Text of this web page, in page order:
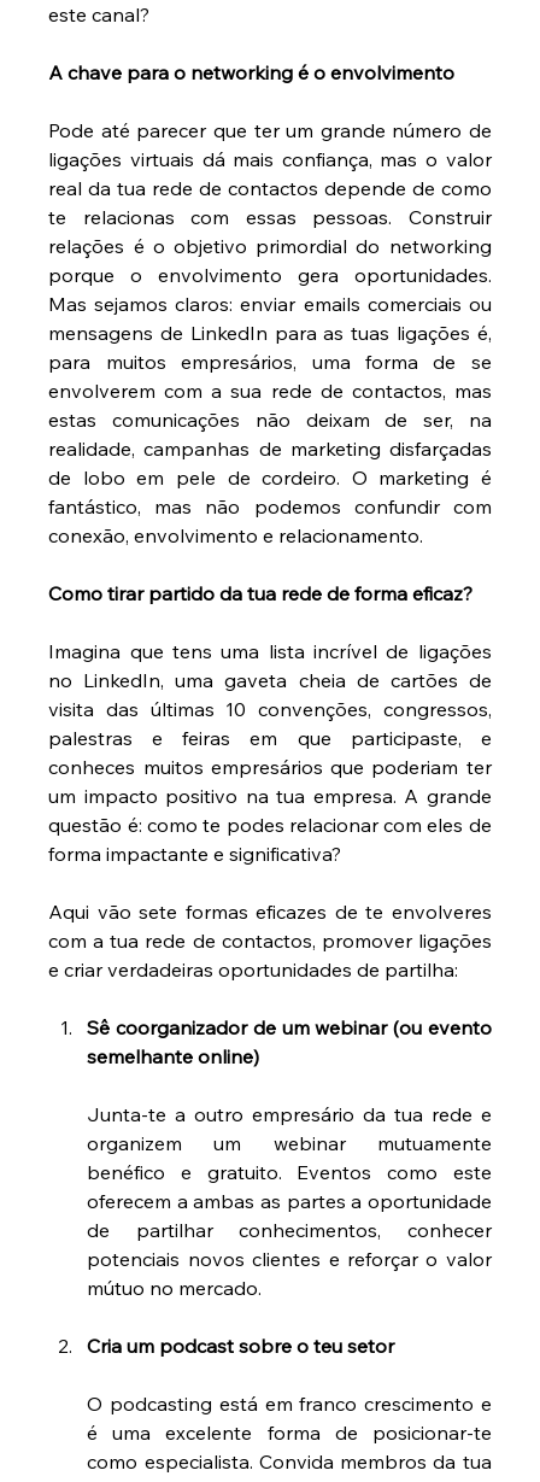
este canal?
A chave para o networking é o envolvimento
Pode até parecer que ter um grande número de
ligações virtuais dá mais confiança, mas o valor
real da tua rede de contactos depende de como
te relacionas com essas pessoas. Construir
relações é o objetivo primordial do networking
porque o envolvimento gera oportunidades.
Mas sejamos claros: enviar emails comerciais ou
mensagens de LinkedIn para as tuas ligações é,
para muitos empresários, uma forma de se
envolverem com a sua rede de contactos, mas
estas comunicações não deixam de ser, na
realidade, campanhas de marketing disfarçadas
de lobo em pele de cordeiro. O marketing é
fantástico, mas não podemos confundir com
conexão, envolvimento e relacionamento.
Como tirar partido da tua rede de forma eficaz?
Imagina que tens uma lista incrível de ligações
no LinkedIn, uma gaveta cheia de cartões de
visita das últimas 10 convenções, congressos,
palestras e feiras em que participaste, e
conheces muitos empresários que poderiam ter
um impacto positivo na tua empresa. A grande
questão é: como te podes relacionar com eles de
forma impactante e significativa?
Aqui vão sete formas eficazes de te envolveres
com a tua rede de contactos, promover ligações
e criar verdadeiras oportunidades de partilha:
Sê coorganizador de um webinar (ou evento
semelhante online)
Junta-te a outro empresário da tua rede e
organizem um webinar mutuamente
benéfico e gratuito. Eventos como este
oferecem a ambas as partes a oportunidade
de partilhar conhecimentos, conhecer
potenciais novos clientes e reforçar o valor
mútuo no mercado.
Cria um podcast sobre o teu setor
O podcasting está em franco crescimento e
é uma excelente forma de posicionar-te
como especialista. Convida membros da tua